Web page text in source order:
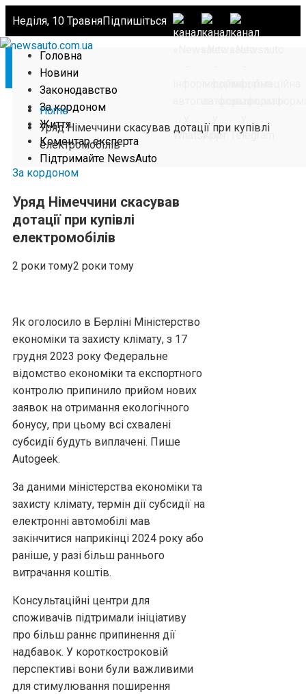
Неділя, 10 ТравняПідпишіться
Головна
Новини
Законодавство
За кордоном
Життя
Коментар експерта
Підтримайте NewsAuto
Home
Уряд Німеччини скасував дотації при купівлі
електромобілів
За кордоном
Уряд Німеччини скасував
дотації при купівлі
електромобілів
2 роки тому2 роки тому
Як оголосило в Берліні Міністерство
економіки та захисту клімату, з 17
грудня 2023 року Федеральне
відомство економіки та експортного
контролю припинило прийом нових
заявок на отримання екологічного
бонусу, при цьому всі схвалені
субсидії будуть виплачені. Пише
Аutogeek.
За даними міністерства економіки та
захисту клімату, термін дії субсидії на
електронні автомобілі мав
закінчитися наприкінці 2024 року або
раніше, у разі більш раннього
витрачання коштів.
Консультаційні центри для
споживачів підтримали ініціативу
про більш раннє припинення дії
надбавок. У короткостроковій
перспективі вони були важливими
для стимулювання поширення